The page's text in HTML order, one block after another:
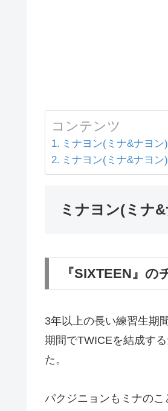
コンテンツ
ミナヨン(ミナ&ナヨ
ミナヨン(ミナ&ナヨ
ミナヨン(ミナ
『SIXTEEN』
3年以上の長い練習生期
期間でTWICEを結成す
た。
パクジニョンもミナの